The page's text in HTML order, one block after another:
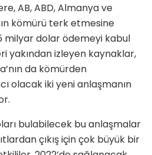
AB, ABD, Almanya ve
kömürü terk etmesine
milyar dolar ödemeyi kabul
yakından izleyen kaynaklar,
da kömürden
olacak iki yeni anlaşmanın
bulabilecek bu anlaşmalar
çıkış için çok büyük bir